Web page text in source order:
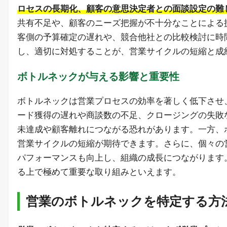
ロセスの長期化、顧客の意思決定者との面談設定の
共有不足や、顧客のニーズ把握が不十分なことによ
客側の予算確定の遅れや、競合他社との比較検討に
し、適切に対処することが、営業サイクルの短縮と
ボトルネックが与える影響と重要性
ボトルネックは営業プロセスの効率を著しく低下さ
ード獲得の遅れや商談数の不足、クロージングの失
未達成や顧客離れにつながる恐れがあります。一方
営業サイクルの短縮が期待できます。さらに、個々
パフォーマンスも向上し、組織の成長につながりま
る上で極めて重要な取り組みといえます。
営業のボトルネックを特定する方